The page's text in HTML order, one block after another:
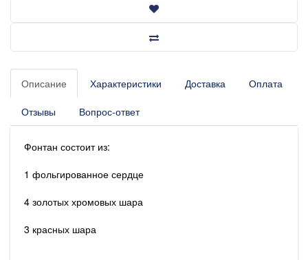
Описание Характеристики Доставка Оплата
Отзывы Вопрос-ответ
Фонтан состоит из:
1 фольгированное сердце
4 золотых хромовых шара
3 красных шара